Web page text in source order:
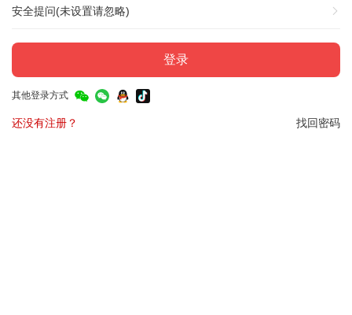
安全提问(未设置请忽略)
登录
其他登录方式
找回密码
还没有注册？